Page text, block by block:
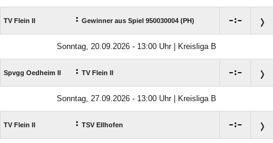
TV Flein II : Gewinner aus Spiel 950030004 (PH) :
Sonntag, 20.09.2026 - 13:00 Uhr | Kreisliga B
Spvgg Oedheim II : TV Flein II :
Sonntag, 27.09.2026 - 13:00 Uhr | Kreisliga B
TV Flein II : TSV Ellhofen :